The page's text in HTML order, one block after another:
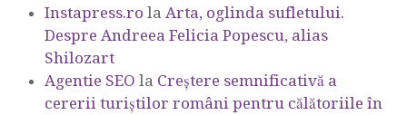
Instapress.ro la Arta, oglinda sufletului.
Despre Andreea Felicia Popescu, alias
Shilozart
Agentie SEO la Creștere semnificativă a
cererii turiștilor români pentru călătoriile în